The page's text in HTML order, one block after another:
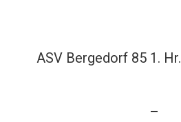
ASV Bergedorf 85 1. Hr.
—